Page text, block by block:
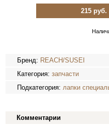
215 руб.
Бренд: REACH/SUSEI
Категория:запчасти
Подкатегория:лапки
Комментарии